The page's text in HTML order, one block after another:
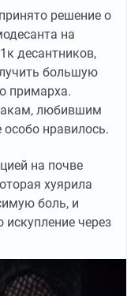
решение о
на
десантников,
большую
примарха.
любившим
нравилось.
на почве
хуярила
боль, и
через